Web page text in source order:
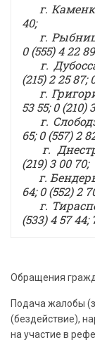
г.
40;
г.
0 (555) 4 22
г.
(215) 2 25 87;
г.
53 55; 0 (210)
г.
65; 0 (557) 2
г.
(219) 3 00 70;
г.
64; 0 (552) 2
г.
(533) 4 57 44;
Обращения
Подача жалобы
(бездействие),
на участие в